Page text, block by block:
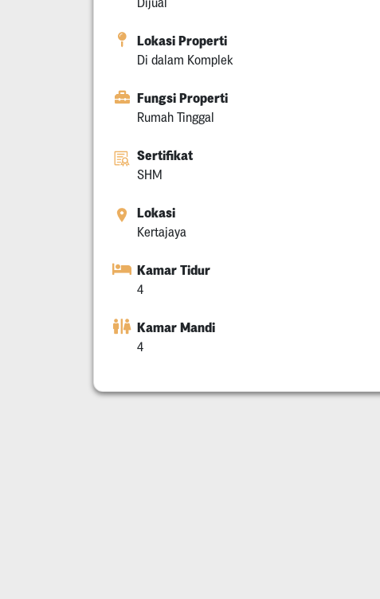
Lokasi Properti
Di dalam Komplek
Fungsi Properti
Rumah Tinggal
Sertifikat
SHM
Lokasi
Kertajaya
Kamar Tidur
4
Kamar Mandi
4